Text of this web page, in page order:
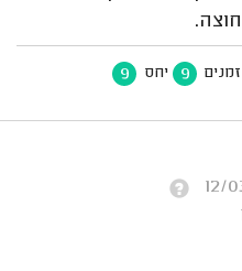
זמנים 9 יחס 9